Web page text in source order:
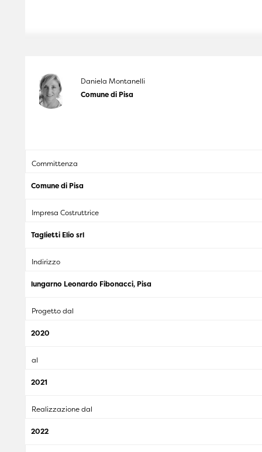
Daniela Montanelli
Comune di Pisa
Committenza
Comune di Pisa
Impresa Costruttrice
Taglietti Elio srl
Indirizzo
lungarno Leonardo Fibonacci, Pisa
Progetto dal
2020
al
2021
Realizzazione dal
2022